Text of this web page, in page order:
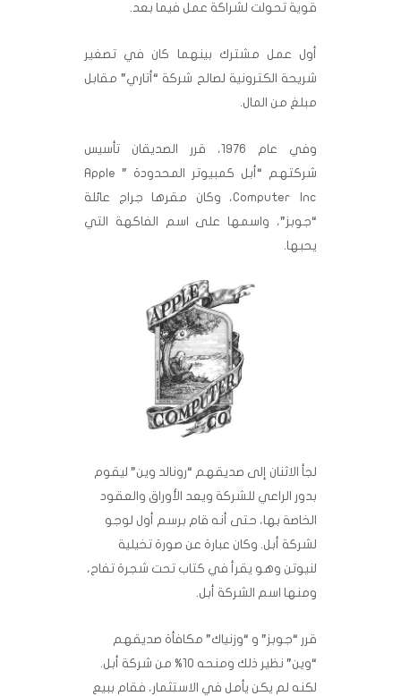
قوية تحولت لشراكة عمل فيما بعد.
أول عمل مشترك بينهما كان في تصغير
شريحة الكترونية لصالح شركة “أتاري” مقابل
مبلغ من المال.
وفي عام 1976، قرر الصديقان تأسيس
شركتهم “أبل كمبيوتر المحدودة ” Apple
Computer Inc، وكان مقرها جراج عائلة
“جوبز”، واسمها على اسم الفاكهة التي
يحبها.
لجأ الاثنان إلى صديقهم “رونالد وين” ليقوم
بدور الراعي للشركة ويعد الأوراق والعقود
الخاصة بها، حتى أنه قام برسم أول لوجو
لشركة أبل. وكان عبارة عن صورة تخيلية
لنيوتن وهو يقرأ في كتاب تحت شجرة تفاح،
ومنها اسم الشركة أبل.
قرر “جوبز” و “وزنياك” مكافأة صديقهم
“وين” نظير ذلك ومنحه 10% من شركة أبل.
لكنه لم يكن يأمل في الاستثمار، فقام ببيع